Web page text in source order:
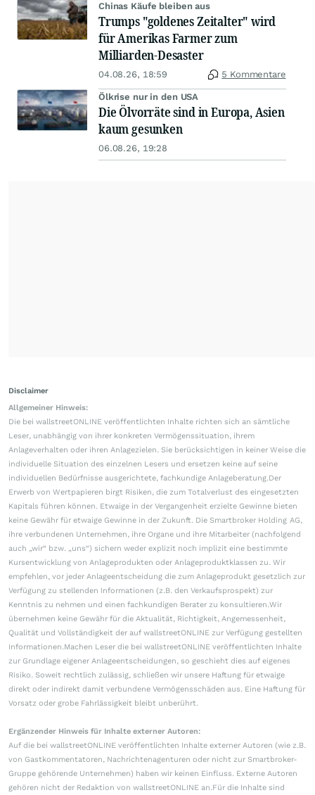
Chinas Käufe bleiben aus
Trumps "goldenes Zeitalter" wird
für Amerikas Farmer zum
Milliarden-Desaster
04.08.26, 18:59 5 Kommentare
Ölkrise nur in den USA
Die Ölvorräte sind in Europa, Asien
kaum gesunken
06.08.26, 19:28
Disclaimer
Allgemeiner Hinweis:
Die bei wallstreetONLINE veröffentlichten Inhalte richten sich an sämtliche
Leser, unabhängig von ihrer konkreten Vermögenssituation, ihrem
Anlageverhalten oder ihren Anlagezielen. Sie berücksichtigen in keiner Weise die
individuelle Situation des einzelnen Lesers und ersetzen keine auf seine
individuellen Bedürfnisse ausgerichtete, fachkundige Anlageberatung.Der
Erwerb von Wertpapieren birgt Risiken, die zum Totalverlust des eingesetzten
Kapitals führen können. Etwaige in der Vergangenheit erzielte Gewinne bieten
keine Gewähr für etwaige Gewinne in der Zukunft. Die Smartbroker Holding AG,
ihre verbundenen Unternehmen, ihre Organe und ihre Mitarbeiter (nachfolgend
auch „wir“ bzw. „uns“) sichern weder explizit noch implizit eine bestimmte
Kursentwicklung von Anlageprodukten oder Anlageproduktklassen zu. Wir
empfehlen, vor jeder Anlageentscheidung die zum Anlageprodukt gesetzlich zur
Verfügung zu stellenden Informationen (z.B. den Verkaufsprospekt) zur
Kenntnis zu nehmen und einen fachkundigen Berater zu konsultieren.Wir
übernehmen keine Gewähr für die Aktualität, Richtigkeit, Angemessenheit,
Qualität und Vollständigkeit der auf wallstreetONLINE zur Verfügung gestellten
Informationen.Machen Leser die bei wallstreetONLINE veröffentlichten Inhalte
zur Grundlage eigener Anlageentscheidungen, so geschieht dies auf eigenes
Risiko. Soweit rechtlich zulässig, schließen wir unsere Haftung für etwaige
direkt oder indirekt damit verbundene Vermögensschäden aus. Eine Haftung für
Vorsatz oder grobe Fahrlässigkeit bleibt unberührt.
Ergänzender Hinweis für Inhalte externer Autoren:
Auf die bei wallstreetONLINE veröffentlichten Inhalte externer Autoren (wie z.B.
von Gastkommentatoren, Nachrichtenagenturen oder nicht zur Smartbroker-
Gruppe gehörende Unternehmen) haben wir keinen Einfluss. Externe Autoren
gehören nicht der Redaktion von wallstreetONLINE an.Für die Inhalte sind